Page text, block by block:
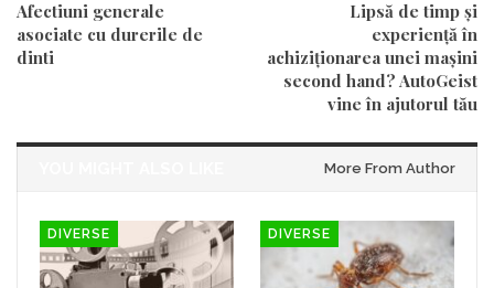
Afectiuni generale
asociate cu durerile de
dinti
Lipsă de timp și
experiență în
achiziționarea unei mașini
second hand? AutoGeist
vine în ajutorul tău
More From Author
DIVERSE DIVERSE